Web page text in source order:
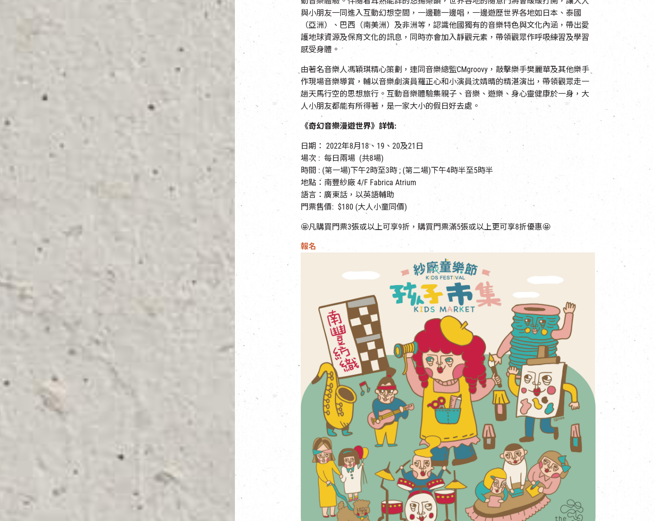
與小朋友一同進入互動幻想空間，一邊聽一邊唱，一邊遊歷世界各地如日本、泰國
（亞洲）、巴西（南美洲）及非洲等，認識他國獨有的音樂特色與文化內涵，帶出愛
護地球資源及保育文化的訊息，同時亦會加入靜觀元素，帶領觀眾作呼吸練習及學習
感受身體。
由著名音樂人馮穎琪精心策劃，連同音樂總監CMgroovy，敲擊樂手樊麗華及其他樂手
作現場音樂導賞，輔以音樂劇演員羅正心和小演員沈婧晴的精湛演出，帶領觀眾走一
趟天馬行空的思想旅行。互動音樂體驗集親子、音樂、遊樂、身心靈健康於一身，大
人小朋友都能有所得著，是一家大小的假日好去處。
《奇幻音樂漫遊世界》詳情:
日期： 2022年8月18、19、20及21日
場次 : 每日兩場 (共8場)
時間 : (第一場)下午2時至3時 ; (第二場)下午4時半至5時半
地點：南豐紗廠 4/F Fabrica Atrium
語言：廣東話，以英語輔助
門票售價: $180 (大人小童同價)
🤩凡購買門票3張或以上可享9折，購買門票滿5張或以上更可享8折優惠🤩
報名